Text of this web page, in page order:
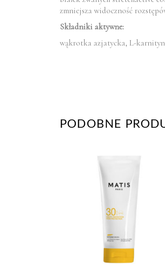
zmniejsza widoczność
Składniki aktywne:
wąkrotka azjatycka, L-
PODOBNE